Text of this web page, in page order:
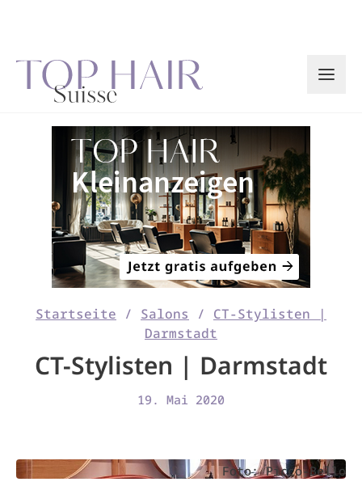
Startseite / Salons / CT-Stylisten |
Darmstadt
CT-Stylisten | Darmstadt
19. Mai 2020
Foto: Picco-Bello